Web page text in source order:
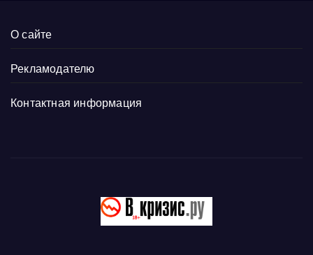
О сайте
Рекламодателю
Контактная информация